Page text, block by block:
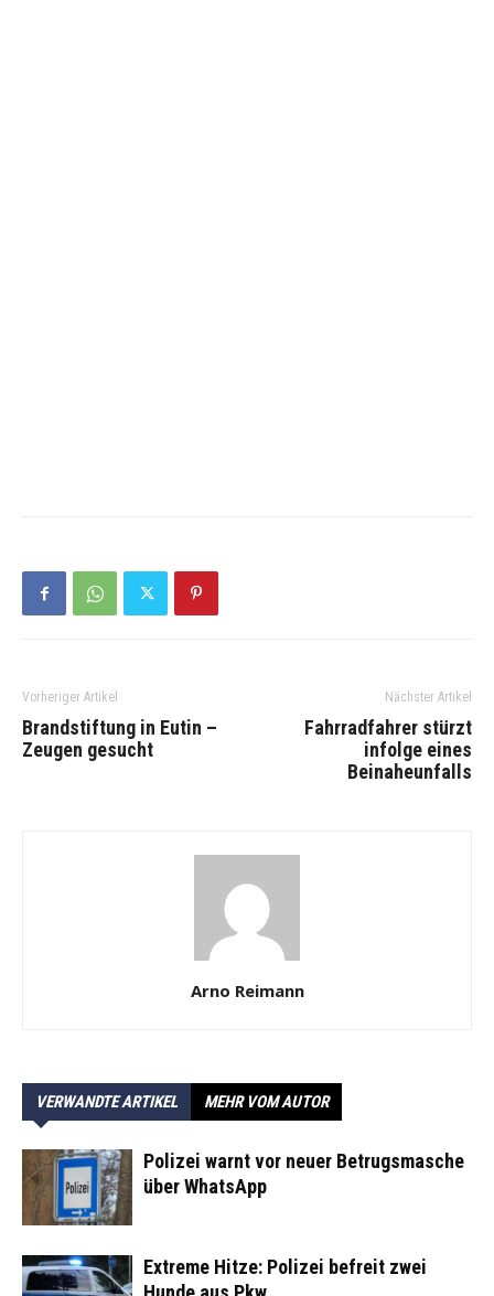
Vorheriger Artikel
Brandstiftung in Eutin –
Zeugen gesucht
Nächster Artikel
Fahrradfahrer stürzt
infolge eines
Beinaheunfalls
Arno Reimann
VERWANDTE ARTIKEL MEHR VOM AUTOR
Polizei warnt vor neuer Betrugsmasche
über WhatsApp
Extreme Hitze: Polizei befreit zwei